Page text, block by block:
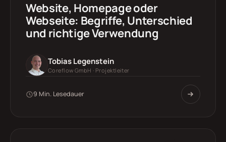
Website, Homepage oder
Webseite: Begriffe, Unterschied
und richtige Verwendung
Tobias Legenstein
Coreflow GmbH · Projektleiter
9 Min. Lesedauer